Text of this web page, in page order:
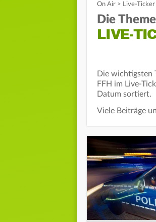
On Air > Live-
Die
LIVE-
Die wichtigsten
FFH im Live-
Datum sortiert.
Viele Beiträge